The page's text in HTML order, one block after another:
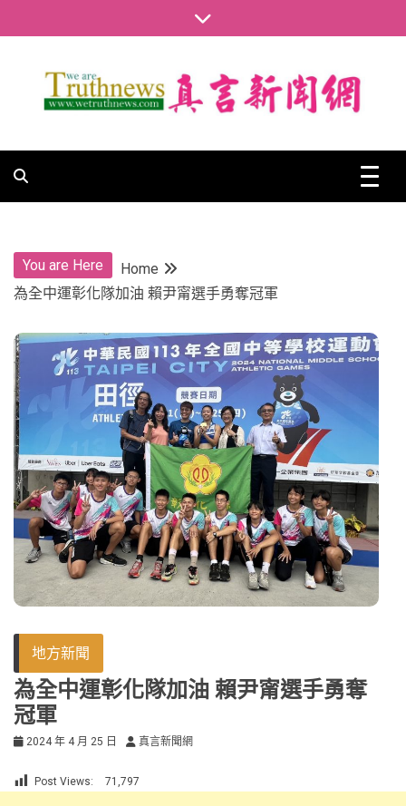
to
真言新聞網
You are Here
Home
為全中運彰化隊加油 賴尹甯選手勇奪冠軍
地方新聞
為全中運彰化隊加油 賴尹甯選手勇奪
冠軍
2024 年 4 月 25 日 真言新聞網
Post Views: 71,797